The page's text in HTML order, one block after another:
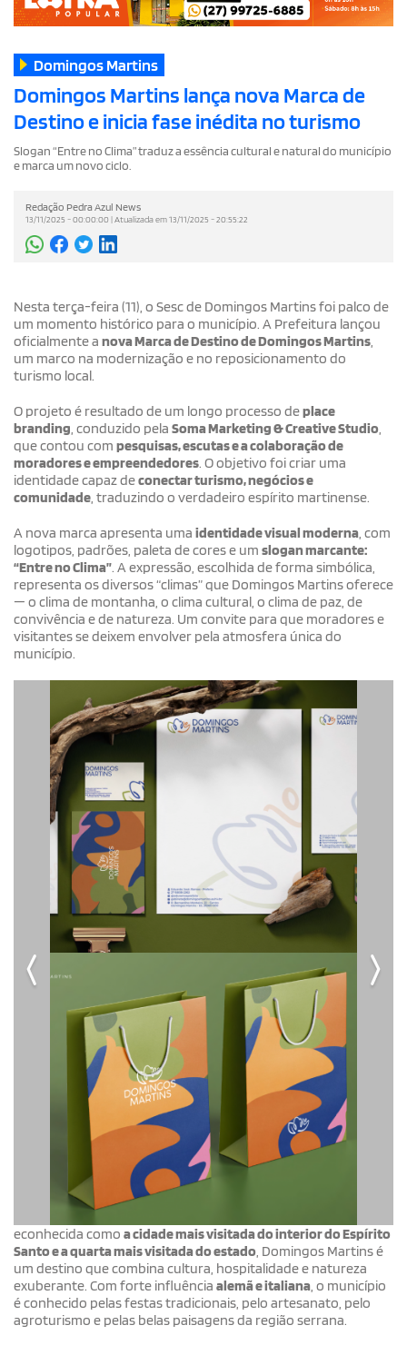
Domingos Martins
Domingos Martins lança nova Marca de
Destino e inicia fase inédita no turismo
Slogan “Entre no Clima” traduz a essência cultural e natural do município
e marca um novo ciclo.
Redação Pedra Azul News
13/11/2025 - 00:00:00 | Atualizada em 13/11/2025 - 20:55:22
Nesta terça-feira (11), o Sesc de Domingos Martins foi palco de
um momento histórico para o município. A Prefeitura lançou
oficialmente a nova Marca de Destino de Domingos Martins,
um marco na modernização e no reposicionamento do
turismo local.
O projeto é resultado de um longo processo deplace
branding, conduzido pela Soma Marketing & Creative Studio,
que contou com pesquisas, escutas e a colaboração de
moradores e empreendedores. O objetivo foi criar uma
identidade capaz deconectar turismo, negócios e
comunidade, traduzindo o verdadeiro espírito martinense.
A nova marca apresenta uma identidade visual moderna, com
logotipos, padrões, paleta de cores e um slogan marcante:
“Entre no Clima”. A expressão, escolhida de forma simbólica,
representa os diversos “climas” que Domingos Martins oferece
— o clima de montanha, o clima cultural, o clima de paz, de
convivência e de natureza. Um convite para que moradores e
visitantes se deixem envolver pela atmosfera única do
município.
econhecida como a cidade mais visitada do interior do Espírito
Santo e a quarta mais visitada do estado, Domingos Martins é
um destino que combina cultura, hospitalidade e natureza
exuberante. Com forte influência alemã e italiana, o município
é conhecido pelas festas tradicionais, pelo artesanato, pelo
agroturismo e pelas belas paisagens da região serrana.